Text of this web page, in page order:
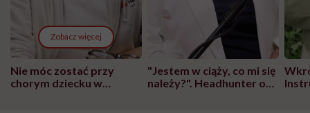
Zobacz więcej
Nie móc zostać przy
chorym dziecku w
"Jestem w ciąży, co mi się
należy?". Headhunter o